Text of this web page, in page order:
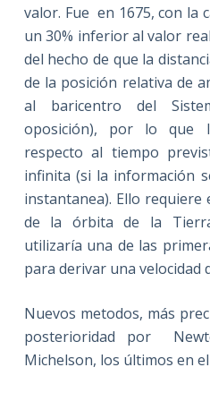
valor. Fue en 1675, con la
un 30% inferior al valor
del hecho de que la
de la posición relativa de
al baricentro del
oposición), por lo que
respecto al tiempo
infinita (si la información
instantanea). Ello
de la órbita de la
utilizaría una de las
para derivar una velocidad
Nuevos metodos, más
posterioridad por
Michelson, los últimos en el